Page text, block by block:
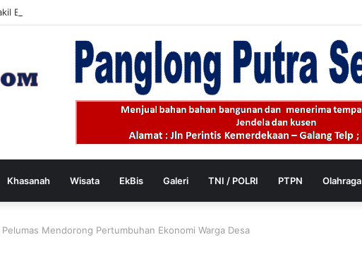
Bupati Lepas Gerak Jalan Beregu Semarak HUT Ke-81 Kemerdekaan RI
Khasanah Wisata EkBis Galeri TNI / POLRI PTPN Olahraga
Mendorong Pertumbuhan Ekonomi Warga Desa